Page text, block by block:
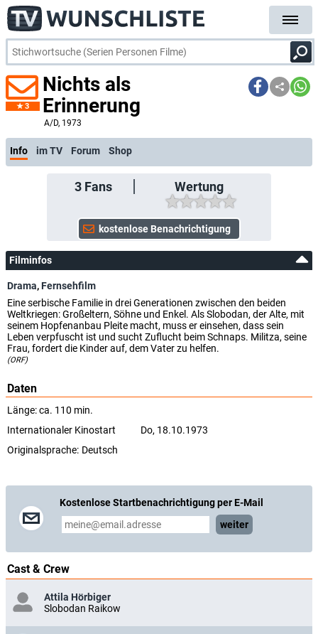
3
Nichts als
Erinnerung
A/D, 1973
Info im TV Forum Shop
3Fans Wertung
Filminfos
Drama,Fernsehfilm
Eine serbische Familie in drei Generationen zwischen den beiden
Weltkriegen: Großeltern, Söhne und Enkel. Als Slobodan, der Alte, mit
seinem Hopfenanbau Pleite macht, muss er einsehen, dass sein
Leben verpfuscht ist und sucht Zuflucht beim Schnaps. Militza, seine
Frau, fordert die Kinder auf, dem Vater zu helfen.
(ORF)
Daten
Länge: ca. 110 min.
Internationaler Kinostart
Do, 18.10.1973
Originalsprache: Deutsch
Kostenlose Startbenachrichtigung per E-Mail
weiter
Cast & Crew
Attila Hörbiger
Slobodan Raikow